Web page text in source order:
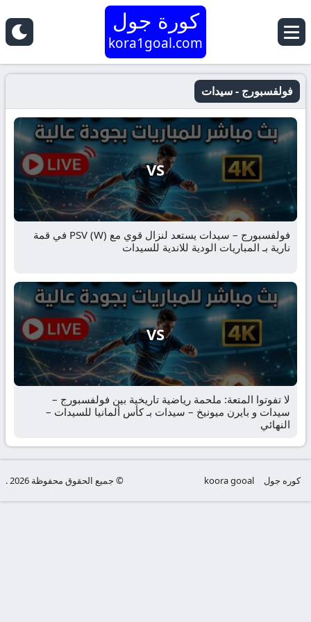
كورة جول
kora1goal.com
فولفسبورج - سيدات
VS
فولفسبورج – سيدات يستعد لنزال قوي مع PSV (W) في قمة
نارية بـ المباريات الودية للاندية للسيدات
VS
لا تفوتوا المتعة: ملحمة رياضية تاريخية بين فولفسبورج –
سيدات و بايرن ميونيخ – سيدات بـ كأس ألمانيا للسيدات –
النهائي
كوره جول koora gooal © جميع الحقوق محفوظة 2026 .